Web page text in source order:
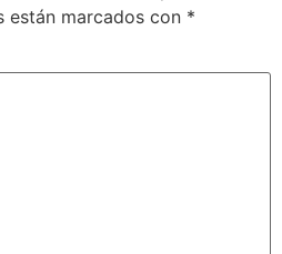
están marcados con *